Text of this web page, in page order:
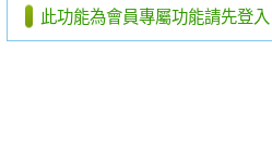
此功能為會員專屬功能請先登入